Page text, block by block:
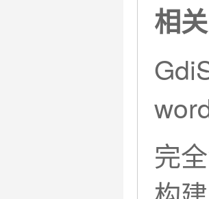
相
完